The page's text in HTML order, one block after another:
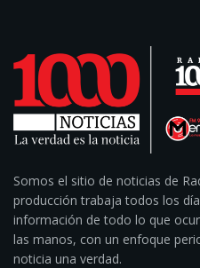
Somos el sitio de noticias de
producción trabaja todos los
información de todo lo que
las manos, con un enfoque
noticia una verdad.